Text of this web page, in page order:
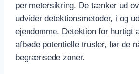
perimetersikring. De tænker ud
udvider detektionsmetoder, i og
ejendomme. Detektion for hurtigt
afbøde potentielle trusler, før de
begrænsede zoner.